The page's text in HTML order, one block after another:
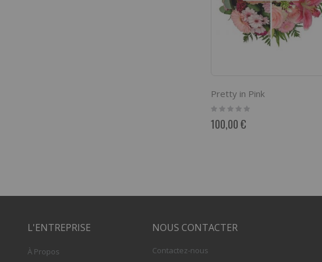
Pretty in Pink
Rating:
0%
100,00 €
L'ENTREPRISE
À Propos
NOUS CONTACTER
Contactez-nous